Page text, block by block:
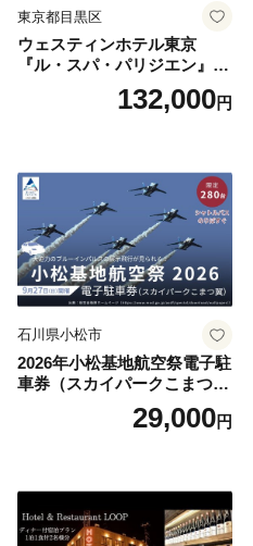
東京都目黒区
ウェスティンホテル東京
『ル・スパ・パリジエン』選
べるボディセラピー90分/1名
132,000円
石川県小松市
2026年小松基地航空祭電子駐
車券（スカイパークこまつ
翼） 駐車場 シャトルバスの
りばすぐ 石川県 小松市
29,000円